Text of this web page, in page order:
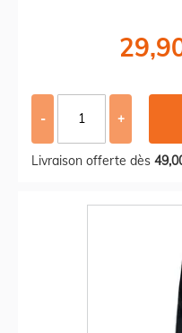
- +
Livraison offerte dès